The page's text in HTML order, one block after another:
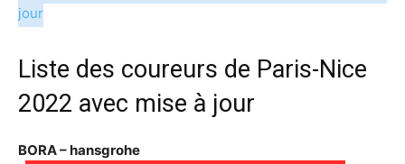
jour
Liste des coureurs de Paris-Nice
2022 avec mise à jour
BORA – hansgrohe